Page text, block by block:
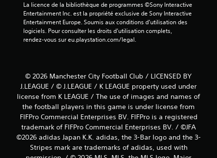
La licence de la bibliothèque de programmes ©Sony Interactive
Entertainment Inc. est la propriété exclusive de Sony Interactive
Entertainment Europe. Soumis aux conditions d’utilisation des
logiciels. Pour consulter les droits d’utilisation complets,
rendez-vous sur eu.playstation.com/legal.
© 2026 Manchester City Football Club / LICENSED BY
J.LEAGUE / © J.LEAGUE / K LEAGUE property used under
license from K LEAGUE / The use of images and names of
the football players in this game is under license from
FIFPro Commercial Enterprises BV. FIFPro is a registered
trademark of FIFPro Commercial Enterprises BV. / ©JFA
©2026 adidas Japan K.K. adidas, the 3-Bar logo and the 3-
Stripes mark are trademarks of adidas, used with